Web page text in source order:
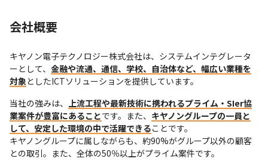
会社概要
キヤノン電子テクノロジー株式会社は、システムインテグレータ
ーとして、 金融や流通、通信、学校、自治体など、幅広い業種を
対象としたICTソリューションを提供しています。
当社の強みは、
上流工程や最新技術に携われるプライム・SIer協
業案件が豊富にあることです。また、 キヤノングループの一員と
して、安定した環境の中で活躍できることです。
キヤノングループに属しながらも、約90%がグループ以外の顧客
との取引。また、全体の50％以上がプライム案件です。